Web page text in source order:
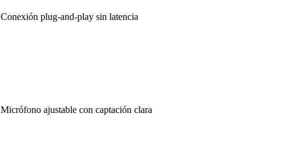
Conexión plug-and-play sin latencia
Micrófono ajustable con captación clara